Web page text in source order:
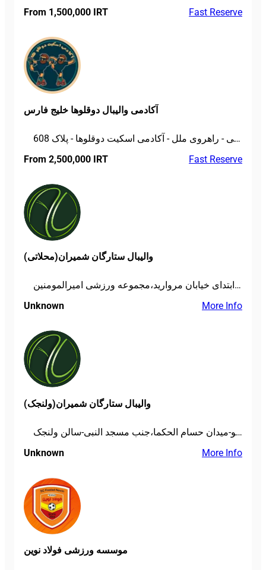
From 1,500,000 IRT
Fast Reserve
آکادمی والیبال دوقلوها خلیج فارس
دریاچه چیتگر - ( ضلع غربی ) بلواار میرکمالی - راهروی ملل - آکادمی اسکیت دوقلوها - پلاک 608
From 2,500,000 IRT
Fast Reserve
والیبال ستارگان شمیران(محلاتی)
بلوارارتش-شهرک شهیدمحلاتی-ضلع شموال شرقی میدان شاهد،ابتدای خیابان مروارید،مجموعه ورزشی امیرالمومنین
Unknown
More Info
والیبال ستارگان شمیران(ولنجک)
ولنجک-بلوار دانشجو-میدان حسام الحکما،جنب مسجد النبی-سالن ولنجک
Unknown
More Info
موسسه ورزشی فولاد نوین